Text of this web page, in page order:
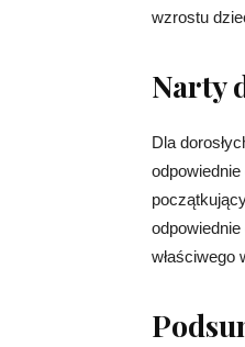
wzrostu
Narty
Dla
właściwego